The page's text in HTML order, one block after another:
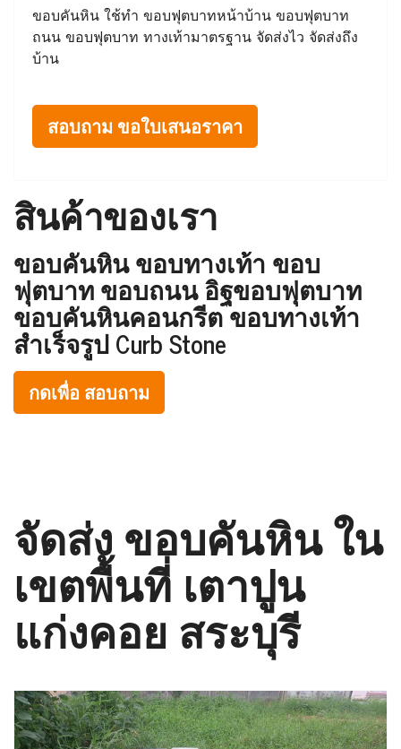
ขอบคันหิน ใช้ทำ ขอบฟุตบาทหน้าบ้าน ขอบฟุตบาท
ถนน ขอบฟุตบาท ทางเท้ามาตรฐาน จัดส่งไว จัดส่งถึง
บ้าน
สอบถาม ขอใบเสนอราคา
สินค้าของเรา
ขอบคันหิน ขอบทางเท้า ขอบ
ฟุตบาท ขอบถนน อิฐขอบฟุตบาท
ขอบคันหินคอนกรีต ขอบทางเท้า
สำเร็จรูป Curb Stone
กดเพื่อ สอบถาม
จัดส่ง ขอบคันหิน ใน
เขตพื้นที่ เตาปูน
แก่งคอย สระบุรี